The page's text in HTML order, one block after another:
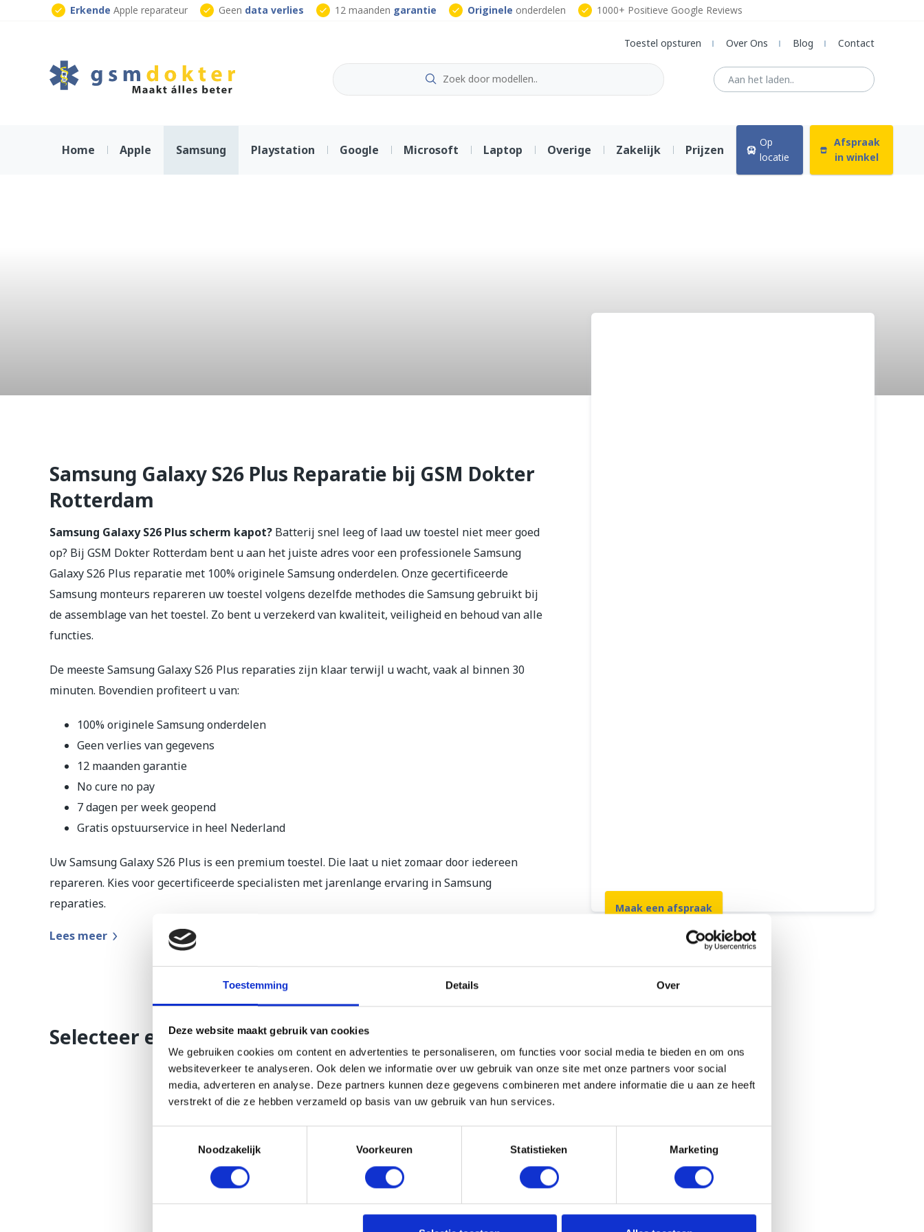
Toestemming Details Over
Deze website maakt gebruik van cookies
We gebruiken cookies om content en advertenties te personaliseren, om functies voor social media te bieden en om ons
websiteverkeer te analyseren. Ook delen we informatie over uw gebruik van onze site met onze partners voor social
media, adverteren en analyse. Deze partners kunnen deze gegevens combineren met andere informatie die u aan ze heeft
verstrekt of die ze hebben verzameld op basis van uw gebruik van hun services.
Noodzakelijk
Voorkeuren Statistieken Marketing
Erkende Apple reparateur Geen data verlies 12 maanden garantie Originele onderdelen
1000+ Positieve Google Reviews
Toestel opsturen
Over Ons Blog Contact
Home Apple Samsung Playstation Google Microsoft Laptop Overige Zakelijk Prijzen
Op
locatie
Afspraak
in winkel
Maak een afspraak
Samsung Galaxy S26 Plus Reparatie bij GSM Dokter
Rotterdam
Samsung Galaxy S26 Plus scherm kapot? Batterij snel leeg of laad uw toestel niet meer goed
op? Bij GSM Dokter Rotterdam bent u aan het juiste adres voor een professionele Samsung
Galaxy S26 Plus reparatie met 100% originele Samsung onderdelen. Onze gecertificeerde
Samsung monteurs repareren uw toestel volgens dezelfde methodes die Samsung gebruikt bij
de assemblage van het toestel. Zo bent u verzekerd van kwaliteit, veiligheid en behoud van alle
functies.
De meeste Samsung Galaxy S26 Plus reparaties zijn klaar terwijl u wacht, vaak al binnen 30
minuten. Bovendien profiteert u van:
100% originele Samsung onderdelen
Geen verlies van gegevens
12 maanden garantie
No cure no pay
7 dagen per week geopend
Gratis opstuurservice in heel Nederland
Uw Samsung Galaxy S26 Plus is een premium toestel. Die laat u niet zomaar door iedereen
repareren. Kies voor gecertificeerde specialisten met jarenlange ervaring in Samsung
reparaties.
Lees meer
Selecteer een reparatie